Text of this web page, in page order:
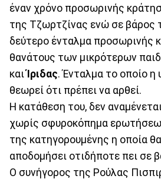
έναν χρόνο προσωρινής
της Τζωρτζίνας ενώ σε βάρος
δεύτερο ένταλμα προσωρινής
θανάτους των μικρότερων
καιΊριδας. Ένταλμα το οποίο η
θεωρεί ότι πρέπει να αρθεί.
Η κατάθεση του, δεν
χωρίς σφυροκόπημα
της κατηγορουμένης η οποία
αποδομήσει οτιδήποτε πει σε
Ο συνήγορος της Ρούλας